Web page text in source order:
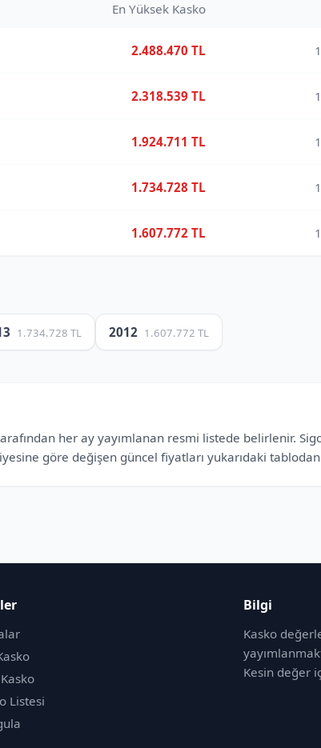
En Yüksek Kasko
2.488.470 TL
2.318.539 TL
1.924.711 TL
1.734.728 TL
1.607.772 TL
1.734.728 TL 2012 1.607.772 TL
her ay yayımlanan resmi listede belirlenir.
göre değişen güncel fiyatları yukarıdaki
Listesi
Bilgi
Kasko
Kesin değer